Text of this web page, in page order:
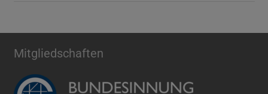
Mitgliedschaften